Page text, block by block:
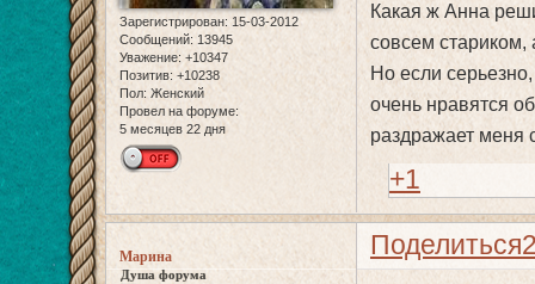
Зарегистрирован: 15-03-2012
Сообщений: 13945
Уважение: +10347
Позитив: +10238
Пол: Женский
Провел на форуме:
5 месяцев 22 дня
Какая ж Анна
совсем стариком,
Но если
очень нравятся
раздражает меня
+1
Поделиться
Марина
Душа форума